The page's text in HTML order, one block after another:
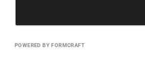
POWERED BY FORMCRAFT